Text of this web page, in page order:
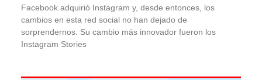
Facebook adquirió Instagram y, desde entonces, los
cambios en esta red social no han dejado de
sorprendernos. Su cambio más innovador fueron los
Instagram Stories